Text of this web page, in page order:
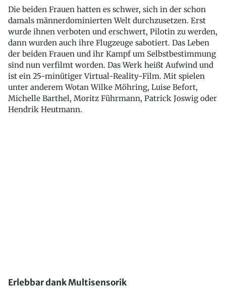
Die beiden Frauen hatten es schwer, sich in der schon
damals männerdominierten Welt durchzusetzen. Erst
wurde ihnen verboten und erschwert, Pilotin zu werden,
dann wurden auch ihre Flugzeuge sabotiert. Das Leben
der beiden Frauen und ihr Kampf um Selbstbestimmung
sind nun verfilmt worden. Das Werk heißt Aufwind und
ist ein 25-minütiger Virtual-Reality-Film. Mit spielen
unter anderem Wotan Wilke Möhring, Luise Befort,
Michelle Barthel, Moritz Führmann, Patrick Joswig oder
Hendrik Heutmann.
Erlebbar dank Multisensorik